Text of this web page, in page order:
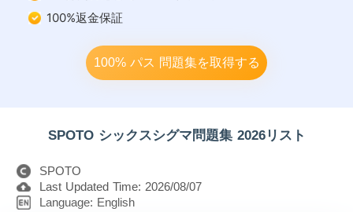
100%返金保証
100% パス 問題集を取得する
SPOTO シックスシグマ問題集 2026リスト
SPOTO
Last Updated Time: 2026/08/07
Language: English